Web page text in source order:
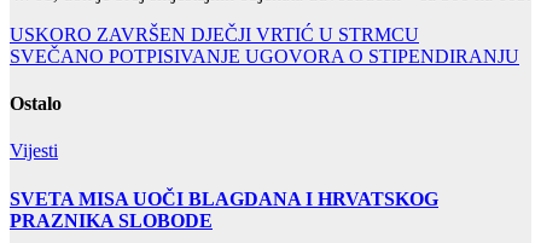
Navigacija
objava
USKORO ZAVRŠEN DJEČJI VRTIĆ U STRMCU
SVEČANO POTPISIVANJE UGOVORA O STIPENDIRANJU
Ostalo
Vijesti
SVETA MISA UOČI BLAGDANA I HRVATSKOG
PRAZNIKA SLOBODE